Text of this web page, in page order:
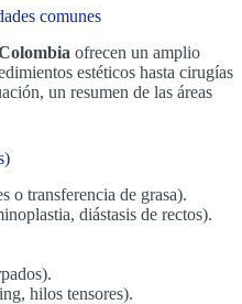
comunes
ofrecen un amplio
estéticos hasta cirugías
un resumen de las áreas
o transferencia de grasa).
diástasis de rectos).
hilos tensores).